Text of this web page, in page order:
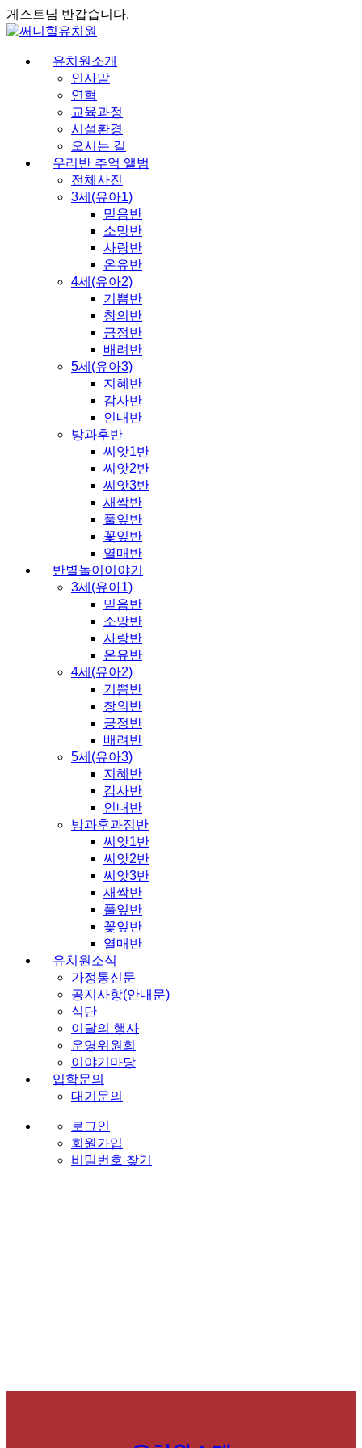
게스트님 반갑습니다.
유치원소개
인사말
연혁
교육과정
시설환경
오시는 길
우리반 추억 앨범
전체사진
3세(유아1)
믿음반
소망반
사랑반
온유반
4세(유아2)
기쁨반
창의반
긍정반
배려반
5세(유아3)
지혜반
감사반
인내반
방과후반
씨앗1반
씨앗2반
씨앗3반
새싹반
풀잎반
꽃잎반
열매반
반별놀이이야기
3세(유아1)
믿음반
소망반
사랑반
온유반
4세(유아2)
기쁨반
창의반
긍정반
배려반
5세(유아3)
지혜반
감사반
인내반
방과후과정반
씨앗1반
씨앗2반
씨앗3반
새싹반
풀잎반
꽃잎반
열매반
유치원소식
가정통신문
공지사항(안내문)
식단
이달의 행사
운영위원회
이야기마당
입학문의
대기문의
로그인
회원가입
비밀번호 찾기